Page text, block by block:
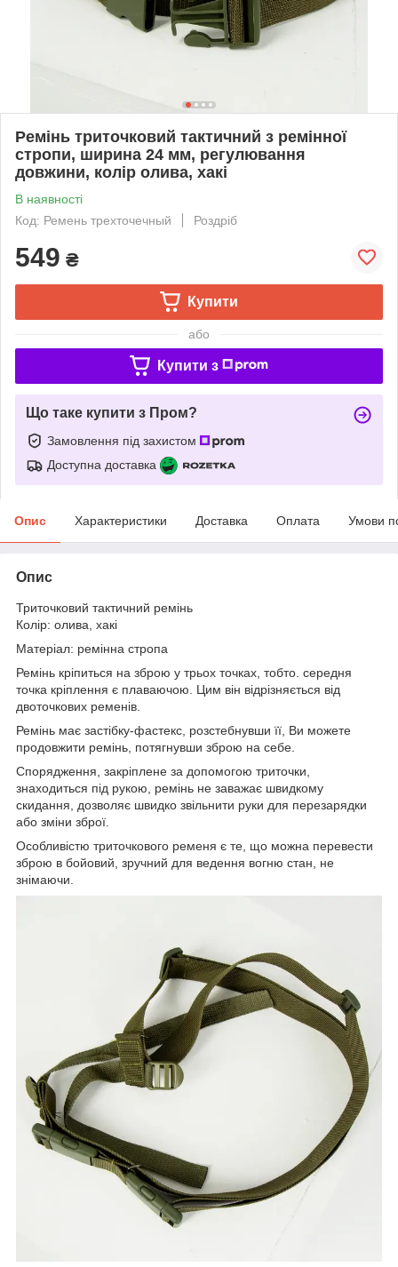
Ремінь триточковий тактичний з ремінної
стропи, ширина 24 мм, регулювання
довжини, колір олива, хакі
В наявності
Код: Ремень трехточечный
Роздріб
549 ₴
Купити
або
Купити з
Що таке купити з Пром?
Замовлення під захистом
Доступна доставка
Опис Характеристики Доставка Оплата Умови
Опис
Триточковий тактичний ремінь
Колір: олива, хакі
Матеріал: ремінна стропа
Ремінь кріпиться на зброю у трьох точках, тобто. середня
точка кріплення є плаваючою. Цим він відрізняється від
двоточкових ременів.
Ремінь має застібку-фастекс, розстебнувши її, Ви можете
продовжити ремінь, потягнувши зброю на себе.
Спорядження, закріплене за допомогою триточки,
знаходиться під рукою, ремінь не заважає швидкому
скидання, дозволяє швидко звільнити руки для перезарядки
або зміни зброї.
Особливістю триточкового ременя є те, що можна перевести
зброю в бойовий, зручний для ведення вогню стан, не
знімаючи.